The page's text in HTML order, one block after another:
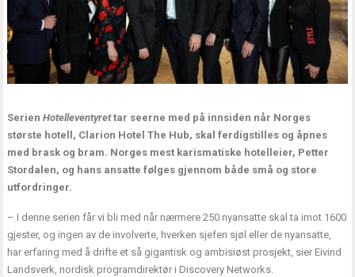
SerienHotelleventyrettar seerne med på innsiden når Norges
største hotell, Clarion Hotel The Hub, skal ferdigstilles og åpnes
med brask og bram. Norges mest karismatiske hotelleier, Petter
Stordalen, og hans ansatte følges gjennom både små og store
utfordringer.
– I denne serien får vi bli med når nærmere 250 nyansatte skal ta imot 1600
gjester, og ingen av de involverte, hverken sjefen sjøl eller de nyansatte,
har erfaring med å drifte et så gigantisk og ambisiøst prosjekt, sier Eivind
Landsverk, nordisk programdirektør i Discovery Networks.